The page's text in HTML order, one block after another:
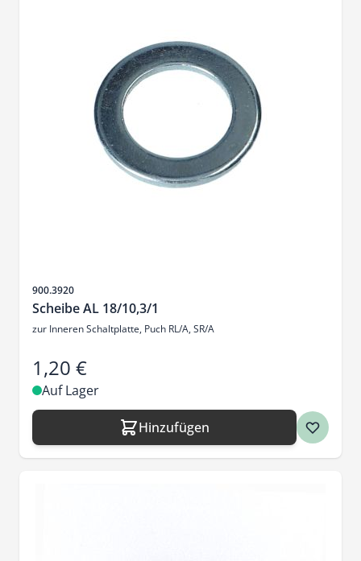
Artikelnr.
900.3920
Scheibe AL 18/10,3/1
zur Inneren Schaltplatte, Puch RL/A, SR/A
1,20 €
Auf Lager
Hinzufügen